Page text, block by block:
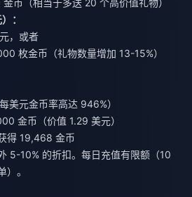
币（相当于多送 20 个高价值礼物）
：
，或者
枚金币（礼物数量增加 13-15%）
美元金币率高达 946%）
金币（价值 1.29 美元）
得 19,468 金币
5-10% 的折扣。每日充值有限额（10
。